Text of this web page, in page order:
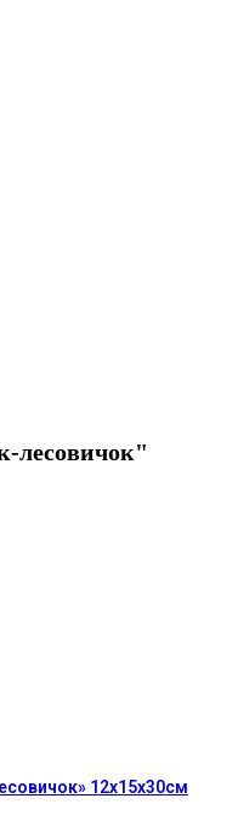
лесовичок"
12х15х30см